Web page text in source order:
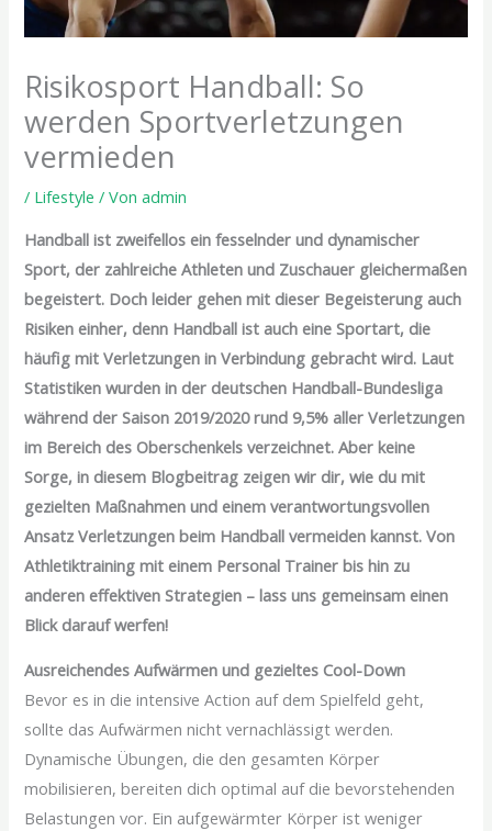
Risikosport Handball: So
werden Sportverletzungen
vermieden
/ Lifestyle / Vonadmin
Handball ist zweifellos ein fesselnder und dynamischer
Sport, der zahlreiche Athleten und Zuschauer gleichermaßen
begeistert. Doch leider gehen mit dieser Begeisterung auch
Risiken einher, denn Handball ist auch eine Sportart, die
häufig mit Verletzungen in Verbindung gebracht wird. Laut
Statistiken wurden in der deutschen Handball-Bundesliga
während der Saison 2019/2020 rund 9,5% aller Verletzungen
im Bereich des Oberschenkels verzeichnet. Aber keine
Sorge, in diesem Blogbeitrag zeigen wir dir, wie du mit
gezielten Maßnahmen und einem verantwortungsvollen
Ansatz Verletzungen beim Handball vermeiden kannst. Von
Athletiktraining mit einem Personal Trainer bis hin zu
anderen effektiven Strategien – lass uns gemeinsam einen
Blick darauf werfen!
Ausreichendes Aufwärmen und gezieltes Cool-Down
Bevor es in die intensive Action auf dem Spielfeld geht,
sollte das Aufwärmen nicht vernachlässigt werden.
Dynamische Übungen, die den gesamten Körper
mobilisieren, bereiten dich optimal auf die bevorstehenden
Belastungen vor. Ein aufgewärmter Körper ist weniger